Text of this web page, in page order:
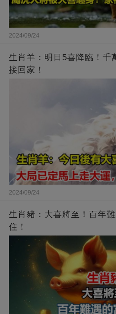
2024/09/24
生肖羊：明日5喜降臨！千
接回家！
2024/09/24
生肖豬：大喜將至！百年
住！